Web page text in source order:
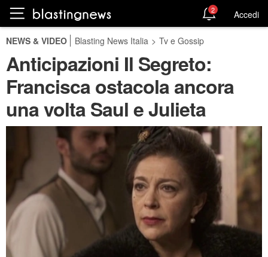
2 Accedi
NEWS & VIDEO Blasting News Italia > Tv e Gossip
Anticipazioni Il Segreto:
Francisca ostacola ancora
una volta Saul e Julieta